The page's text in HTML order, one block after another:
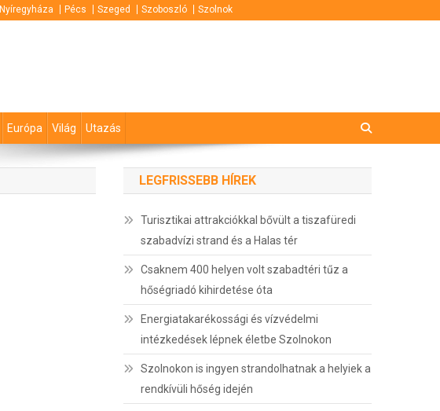
Nyíregyháza Pécs Szeged Szoboszló Szolnok
Európa Világ Utazás
LEGFRISSEBB HÍREK
Turisztikai attrakciókkal bővült a tiszafüredi
szabadvízi strand és a Halas tér
Csaknem 400 helyen volt szabadtéri tűz a
hőségriadó kihirdetése óta
Energiatakarékossági és vízvédelmi
intézkedések lépnek életbe Szolnokon
Szolnokon is ingyen strandolhatnak a helyiek a
rendkívüli hőség idején